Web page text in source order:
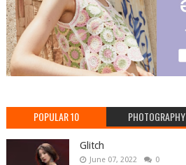
POPULAR 10 PHOTOGRAPHY
Glitch
June 07, 2022 0